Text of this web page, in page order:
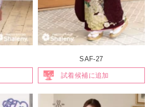
SAF-27
試着候補に追加